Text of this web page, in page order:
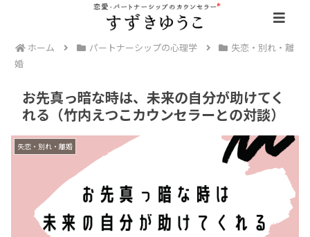
ホーム パートナーシップの心理学
失恋・別れ・離
婚
お先真っ暗な時は、未来の自分が助けてく
れる（竹内えつこカウンセラーとの対談）
失恋・別れ・離婚